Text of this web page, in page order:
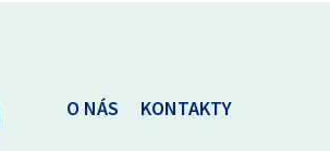
O NÁS KONTAKTY